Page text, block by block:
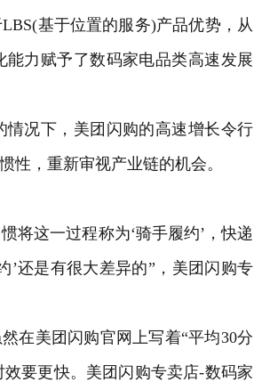
基于位置的服务)产品优势，从
力赋予了数码家电品类高速发展
况下，美团闪购的高速增长令行
性，重新审视产业链的机会。
这一过程称为‘骑手履约’，快递
’还是有很大差异的”，美团闪购专
美团闪购官网上写着“平均30分
要更快。美团闪购专卖店-数码家